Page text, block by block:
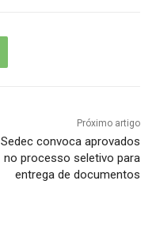
Próximo artigo
Sedec convoca aprovados
no processo seletivo para
entrega de documentos